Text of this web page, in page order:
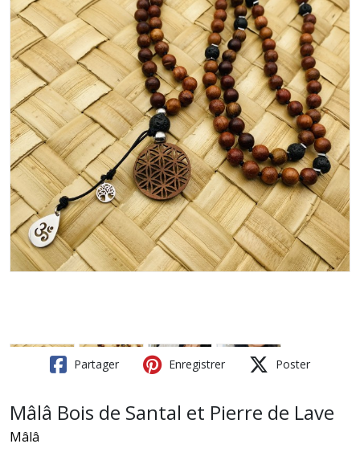
Partager Enregistrer Poster
Mâlâ Bois de Santal et Pierre de Lave
Mâlâ